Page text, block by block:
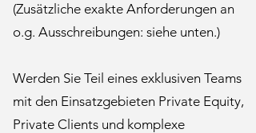
(Zusätzliche exakte Anforderungen an
o.g. Ausschreibungen: siehe unten.)
Werden Sie Teil eines exklusiven Teams
mit den Einsatzgebieten Private Equity,
Private Clients und komplexe